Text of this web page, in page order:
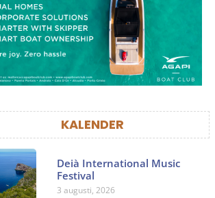
KALENDER
Deià International Music
Festival
3 augusti, 2026